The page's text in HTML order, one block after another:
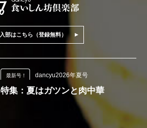
入部はこちら（登録無料）
最新号！ dancyu2026年夏号
特集：夏はガツンと肉中華